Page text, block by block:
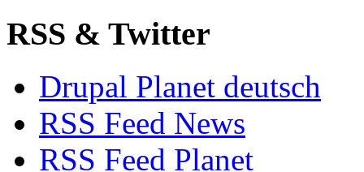
RSS & Twitter
Drupal Planet deutsch
RSS Feed News
RSS Feed Planet